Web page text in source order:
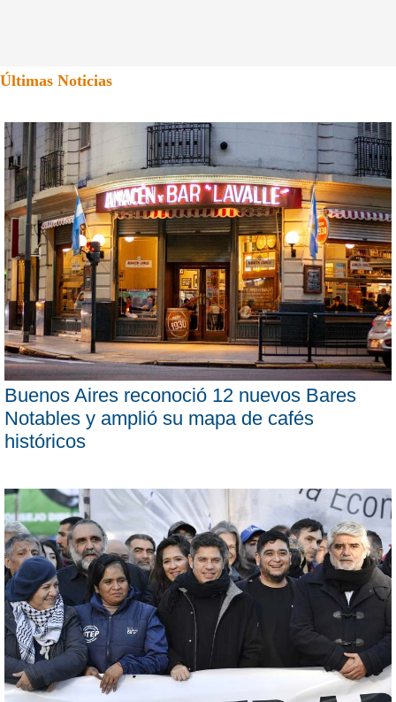
Últimas Noticias
Buenos Aires reconoció 12 nuevos Bares
Notables y amplió su mapa de cafés
históricos